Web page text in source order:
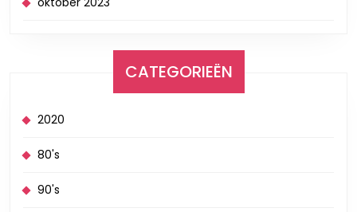
CATEGORIEËN
2020
80's
90's